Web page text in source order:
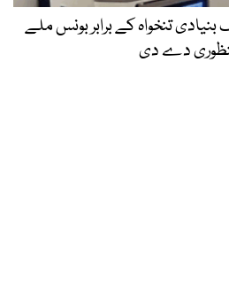
تنخواہ کے برابر بونس ملے
منظوری دے دی